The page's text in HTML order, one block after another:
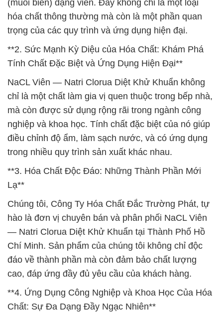
(muối biển) dạng viên. Đây không chỉ là một loại
hóa chất thông thường mà còn là một phần quan
trọng của các quy trình và ứng dụng hiện đại.
**2. Sức Mạnh Kỳ Diệu của Hóa Chất: Khám Phá
Tính Chất Đặc Biệt và Ứng Dụng Hiện Đại**
NaCL Viên — Natri Clorua Diệt Khử Khuẩn không
chỉ là một chất làm gia vị quen thuộc trong bếp nhà,
mà còn được sử dụng rộng rãi trong ngành công
nghiệp và khoa học. Tính chất đặc biệt của nó giúp
điều chỉnh độ ẩm, làm sạch nước, và có ứng dụng
trong nhiều quy trình sản xuất khác nhau.
**3. Hóa Chất Độc Đáo: Những Thành Phần Mới
Lạ**
Chúng tôi, Công Ty Hóa Chất Đắc Trường Phát, tự
hào là đơn vị chuyên bán và phân phối NaCL Viên
— Natri Clorua Diệt Khử Khuẩn tại Thành Phố Hồ
Chí Minh. Sản phẩm của chúng tôi không chỉ độc
đáo về thành phần mà còn đảm bảo chất lượng
cao, đáp ứng đầy đủ yêu cầu của khách hàng.
**4. Ứng Dụng Công Nghiệp và Khoa Học Của Hóa
Chất: Sự Đa Dạng Đầy Ngạc Nhiên**